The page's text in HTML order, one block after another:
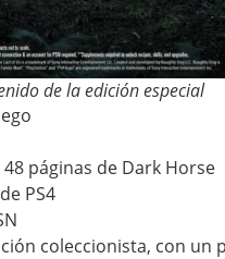
de la edición especial
páginas de Dark Horse
PS4
coleccionista, con un